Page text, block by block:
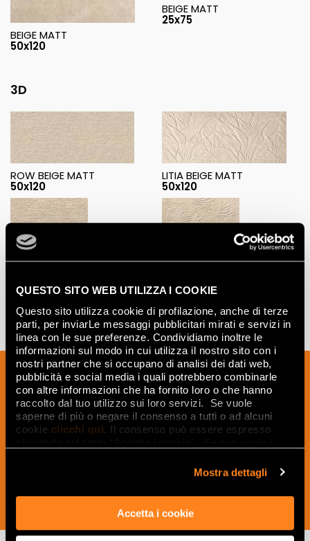
QUESTO SITO WEB UTILIZZA I COOKIE
Questo sito utilizza cookie di profilazione, anche di terze
parti, per inviarLe messaggi pubblicitari mirati e servizi in
linea con le sue preferenze. Condividiamo inoltre le
informazioni sul modo in cui utilizza il nostro sito con i
nostri partner che si occupano di analisi dei dati web,
pubblicità e social media i quali potrebbero combinarle
con altre informazioni che ha fornito loro o che hanno
raccolto dal tuo utilizzo sui loro servizi. Se vuole
saperne di più o negare il consenso a tutti o ad alcuni
cookie clicchi qui. Il consenso può essere espresso
Mostra dettagli
Accetta i cookie
BEIGE MATT
50x120
BEIGE MATT
25x75
3D
ROW BEIGE MATT
50x120
LITIA BEIGE MATT
50x120
ROW BEIGE MATT
25x75
FOSSIL BEIGE MATT
Iscriviti alla nostra newsletter per essere
sempre aggiornato sulle novità e
ricevere idee, consigli e suggerimenti
del mondo della ceramica e dell’interior
design.